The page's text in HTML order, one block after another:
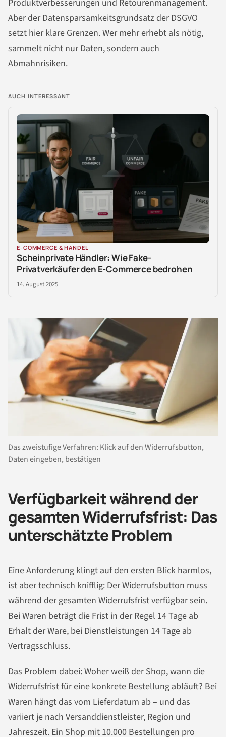
Produktverbesserungen und Retourenmanagement.
Aber der Datensparsamkeitsgrundsatz der DSGVO
setzt hier klare Grenzen. Wer mehr erhebt als nötig,
sammelt nicht nur Daten, sondern auch
Abmahnrisiken.
AUCH INTERESSANT
E-COMMERCE & HANDEL
Scheinprivate Händler: Wie Fake-
Privatverkäufer den E-Commerce bedrohen
14. August 2025
Das zweistufige Verfahren: Klick auf den Widerrufsbutton,
Daten eingeben, bestätigen
Verfügbarkeit während der
gesamten Widerrufsfrist: Das
unterschätzte Problem
Eine Anforderung klingt auf den ersten Blick harmlos,
ist aber technisch knifflig: Der Widerrufsbutton muss
während der gesamten Widerrufsfrist verfügbar sein.
Bei Waren beträgt die Frist in der Regel 14 Tage ab
Erhalt der Ware, bei Dienstleistungen 14 Tage ab
Vertragsschluss.
Das Problem dabei: Woher weiß der Shop, wann die
Widerrufsfrist für eine konkrete Bestellung abläuft? Bei
Waren hängt das vom Lieferdatum ab – und das
variiert je nach Versanddienstleister, Region und
Jahreszeit. Ein Shop mit 10.000 Bestellungen pro